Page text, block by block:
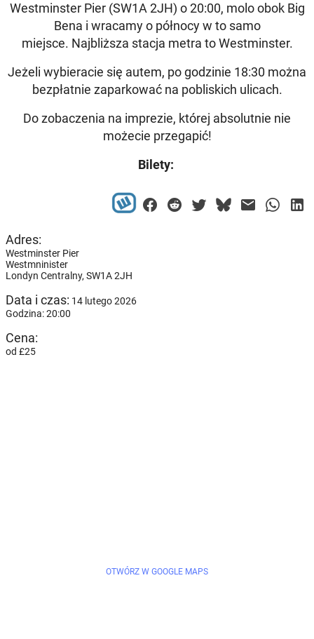
Westminster Pier (SW1A 2JH) o 20:00, molo obok Big
Bena i wracamy o północy w to samo
miejsce. Najbliższa stacja metra to Westminster.
Jeżeli wybieracie się autem, po godzinie 18:30 można
bezpłatnie zaparkować na pobliskich ulicach.
Do zobaczenia na imprezie, której absolutnie nie
możecie przegapić!
Bilety:
Adres:
Westminster Pier
Westmninister
Londyn Centralny, SW1A 2JH
Data i czas: 14 lutego 2026
Godzina: 20:00
Cena:
od £25
OTWÓRZ W GOOGLE MAPS